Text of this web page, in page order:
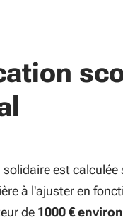
est
à l'ajuster en
de 1000 € environ